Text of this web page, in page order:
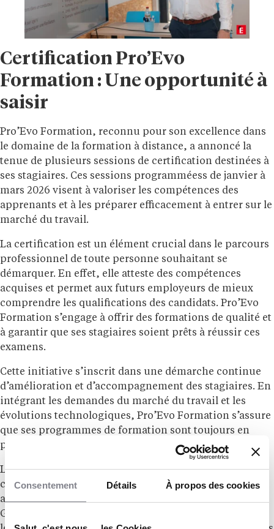
Consentement Détails À propos des cookies
Certification Pro’Evo
Formation : Une opportunité à
saisir
Pro’Evo Formation, reconnu pour son excellence dans
le domaine de la formation à distance, a annoncé la
tenue de plusieurs sessions de certification destinées à
ses stagiaires. Ces sessions programméess de janvier à
mars 2026 visent à valoriser les compétences des
apprenants et à les préparer efficacement à entrer sur le
marché du travail.
La certification est un élément crucial dans le parcours
professionnel de toute personne souhaitant se
démarquer. En effet, elle atteste des compétences
acquises et permet aux futurs employeurs de mieux
comprendre les qualifications des candidats. Pro’Evo
Formation s’engage à offrir des formations de qualité et
à garantir que ses stagiaires soient prêts à réussir ces
examens.
Cette initiative s’inscrit dans une démarche continue
d’amélioration et d’accompagnement des stagiaires. En
intégrant les demandes du marché du travail et les
évolutions technologiques, Pro’Evo Formation s’assure
que ses programmes de formation sont toujours en
phase avec les besoins actuels des entreprises.
Les intéressés sont invités à s’inscrire aux sessions de
certification, qui se dérouleront en ligne, permettant
ainsi une flexibilité et une accessibilité maximales.
Grâce à cette approche, les stagiaires pourront gérer